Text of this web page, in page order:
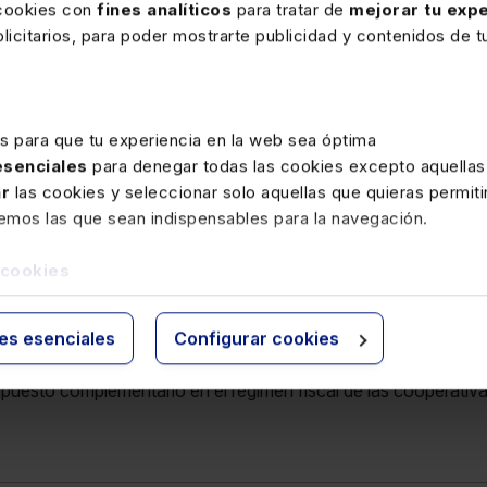
con fines analíticos para tratar de mejorar tu
para poder mostrarte publicidad y contenidos de
para que tu experiencia en la web sea óptima
para denegar todas las cookies excepto
las cookies y seleccionar solo aquellas que quieras
las que sean indispensables para la navegación.
esenciales Configurar cookies
y entidades de inversión de seguros:
activos y pasivos por impuestos diferidos y de los activos
y c y disp.derog.única redacc DFN Gipuzkoa 1/
art.23 bis y 23 ter derog DFN Gipuzkoa 1/2025 art.3,
periodos impositivos iniciados a partir de 1-1-2024
complementario en el régimen fiscal de las